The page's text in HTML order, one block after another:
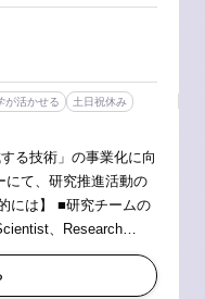
が活かせる
土日祝休み
る技術」の事業化に向
にて、研究推進活動の
、Research
括を行なって頂きま